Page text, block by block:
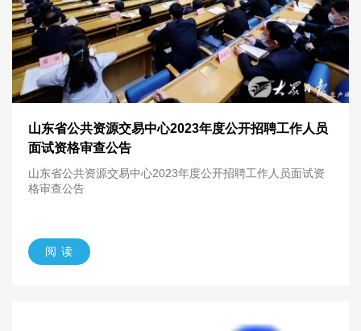
山东省公共资源交易中心2023年度公开招聘工作人员
面试资格审查公告
山东省公共资源交易中心2023年度公开招聘工作人员面试资
格审查公告
阅 读